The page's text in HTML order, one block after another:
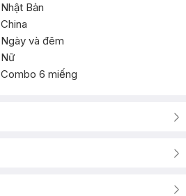
Nhật Bản
China
Ngày và đêm
Nữ
Combo 6 miếng